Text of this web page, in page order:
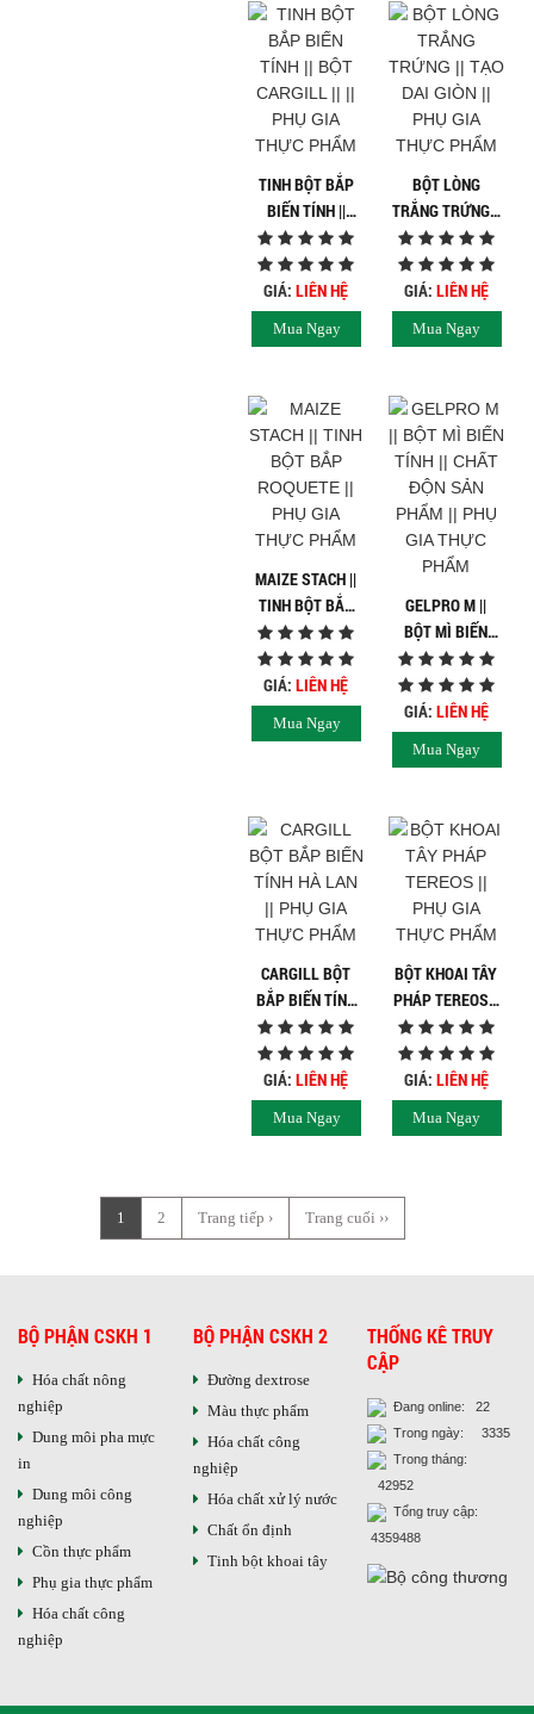
TINH BỘT BẮP
BIẾN TÍNH ||
BỘT CARGILL ||
|| PHỤ GIA THỰC
PHẨM
GIÁ:LIÊN HỆ
Mua Ngay
BỘT LÒNG
TRẮNG TRỨNG ||
TẠO DAI GIÒN ||
PHỤ GIA THỰC
PHẨM
GIÁ: LIÊN HỆ
Mua Ngay
MAIZE STACH ||
TINH BỘT BẮP
ROQUETE || PHỤ
GIA THỰC PHẨM
GIÁ:LIÊN HỆ
Mua Ngay
GELPRO M ||
BỘT MÌ BIẾN
TÍNH || CHẤT
ĐỘN SẢN PHẨM
|| PHỤ GIA THỰC
PHẨM
GIÁ: LIÊN HỆ
Mua Ngay
CARGILL BỘT
BẮP BIẾN TÍNH
HÀ LAN || PHỤ
GIA THỰC PHẨM
GIÁ:LIÊN HỆ
Mua Ngay
BỘT KHOAI TÂY
PHÁP TEREOS ||
PHỤ GIA THỰC
PHẨM
GIÁ: LIÊN HỆ
Mua Ngay
1 2 Trang tiếp › Trang cuối ››
BỘ PHẬN CSKH 1
Hóa chất nông
nghiệp
Dung môi pha mực
in
Dung môi công
nghiệp
Cồn thực phẩm
Phụ gia thực phẩm
Hóa chất công
nghiệp
BỘ PHẬN CSKH 2
Đường dextrose
Màu thực phẩm
Hóa chất công
nghiệp
Hóa chất xử lý nước
Chất ổn định
Tinh bột khoai tây
THỐNG KÊ TRUY
CẬP
Đang online: 22
Trong ngày: 3335
Trong tháng:
42952
Tổng truy cập:
4359488